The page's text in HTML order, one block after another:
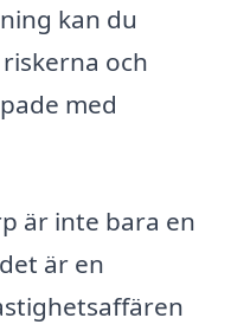
kan du
och
med
är inte bara en
är en